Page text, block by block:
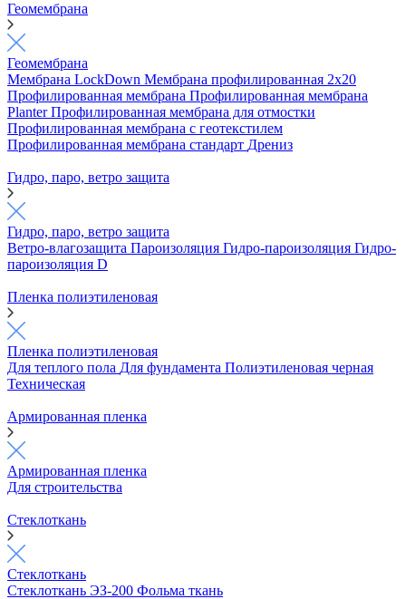
Геомембрана
Геомембрана
Мембрана LockDown Мембрана профилированная 2х20
Профилированная мембрана Профилированная мембрана
PlanterПрофилированная мембрана для отмостки
Профилированная мембрана с геотекстилем
Профилированная мембрана стандарт Дрениз
Гидро, паро, ветро защита
Гидро, паро, ветро защита
Ветро-влагозащита Пароизоляция Гидро-пароизоляция Гидро-
пароизоляция D
Пленка полиэтиленовая
Пленка полиэтиленовая
Для теплого пола Для фундамента Полиэтиленовая черная
Техническая
Армированная пленка
Армированная пленка
Для строительства
Стеклоткань
Стеклоткань
Стеклоткань ЭЗ-200 Фольма ткань